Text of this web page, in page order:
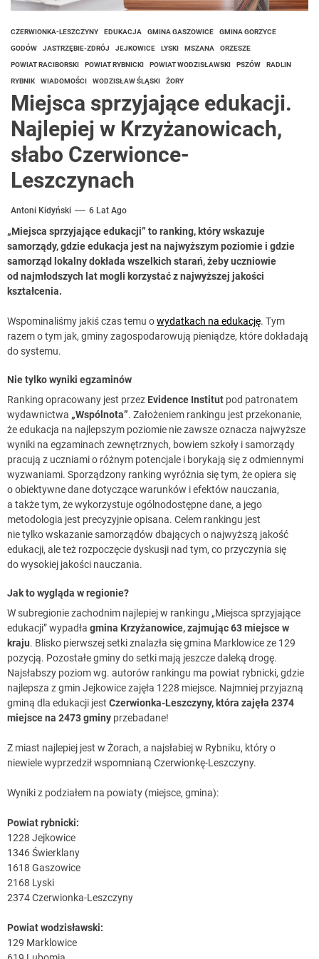
CZERWIONKA-LESZCZYNY EDUKACJA GMINA GASZOWICE GMINA GORZYCE
GODÓW JASTRZĘBIE-ZDRÓJ JEJKOWICE LYSKI MSZANA ORZESZE
POWIAT RACIBORSKI POWIAT RYBNICKI POWIAT WODZISŁAWSKI PSZÓW RADLIN
RYBNIK WIADOMOŚCI WODZISŁAW ŚLĄSKI ŻORY
Miejsca sprzyjające edukacji.
Najlepiej w Krzyżanowicach,
słabo Czerwionce-
Leszczynach
Antoni Kidyński 6 Lat Ago
„Miejsca sprzyjające edukacji” to ranking, który wskazuje
samorządy, gdzie edukacja jest na najwyższym poziomie i gdzie
samorząd lokalny dokłada wszelkich starań, żeby uczniowie
od najmłodszych lat mogli korzystać z najwyższej jakości
kształcenia.
Wspominaliśmy jakiś czas temu owydatkach na edukację. Tym
razem o tym jak, gminy zagospodarowują pieniądze, które dokładają
do systemu.
Nie tylko wyniki egzaminów
Ranking opracowany jest przez Evidence Institut pod patronatem
wydawnictwa „Wspólnota”. Założeniem rankingu jest przekonanie,
że edukacja na najlepszym poziomie nie zawsze oznacza najwyższe
wyniki na egzaminach zewnętrznych, bowiem szkoły i samorządy
pracują z uczniami o różnym potencjale i borykają się z odmiennymi
wyzwaniami. Sporządzony ranking wyróżnia się tym, że opiera się
o obiektywne dane dotyczące warunków i efektów nauczania,
a także tym, że wykorzystuje ogólnodostępne dane, a jego
metodologia jest precyzyjnie opisana. Celem rankingu jest
nie tylko wskazanie samorządów dbających o najwyższą jakość
edukacji, ale też rozpoczęcie dyskusji nad tym, co przyczynia się
do wysokiej jakości nauczania.
Jak to wygląda w regionie?
W subregionie zachodnim najlepiej w rankingu „Miejsca sprzyjające
edukacji” wypadła gmina Krzyżanowice, zajmując 63 miejsce w
kraju. Blisko pierwszej setki znalazła się gmina Marklowice ze 129
pozycją. Pozostałe gminy do setki mają jeszcze daleką drogę.
Najsłabszy poziom wg. autorów rankingu ma powiat rybnicki, gdzie
najlepsza z gmin Jejkowice zajęła 1228 miejsce. Najmniej przyjazną
gminą dla edukacji jest Czerwionka-Leszczyny, która zajęła 2374
miejsce na 2473 gminy przebadane!
Z miast najlepiej jest w Żorach, a najsłabiej w Rybniku, który o
niewiele wyprzedził wspomnianą Czerwionkę-Leszczyny.
Wyniki z podziałem na powiaty (miejsce, gmina):
Powiat rybnicki:
1228 Jejkowice
1346 Świerklany
1618 Gaszowice
2168 Lyski
2374 Czerwionka-Leszczyny
Powiat wodzisławski:
129 Marklowice